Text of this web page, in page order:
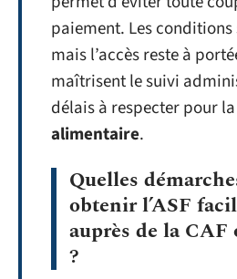
paiement. Les
mais l’accès reste à
maîtrisent le suivi
délais à respecter pour la
alimentaire.
Quelles
obtenir l’ASF
auprès de la
?